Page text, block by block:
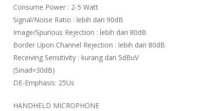
Consume Power : 2-5 Watt
Signal/Noise Ratio : lebih dari 90dB
Image/Spurious Rejection : lebih dari 80dB
Border Upon Channel Rejection : lebih dari 80dB
Receiving Sensitivity : kurang dari 5dBuV
(Sinad=30dB)
DE-Emphasis: 25Us
HANDHELD MICROPHONE